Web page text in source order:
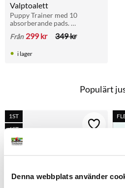
Denna webbplats använder
Valptoalett
Puppy Trainer med 10
absorberande pads.
Perfekt för valpar och
storlek S och M.
Från 299kr 349kr
i lager
Populärt
1ST
6ST
Lägg till i